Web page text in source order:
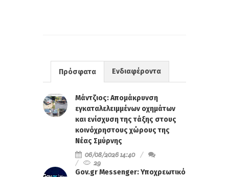
Πρόσφατα Ενδιαφέροντα
Μάντζιος: Απομάκρυνση
εγκαταλελειμμένων οχημάτων
και ενίσχυση της τάξης στους
κοινόχρηστους χώρους της
Νέας Σμύρνης
06/08/2026 14:40
29
Gov.gr Messenger: Υποχρεωτικό